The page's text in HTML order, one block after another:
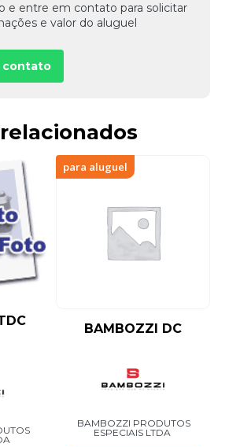
e entre em contato para solicitar
e valor do aluguel
contato
para aluguel
BAMBOZZI DC
BAMBOZZI PRODUTOS
ESPECIAIS LTDA